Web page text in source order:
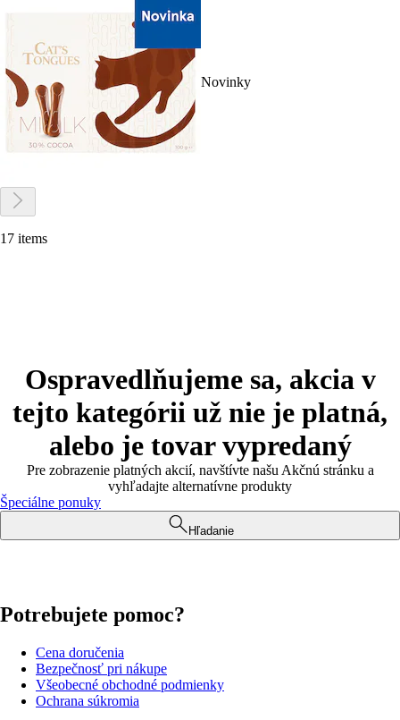
Novinky
17 items
Ospravedlňujeme sa, akcia v
tejto kategórii už nie je platná,
alebo je tovar vypredaný
Pre zobrazenie platných akcií, navštívte našu Akčnú stránku a
vyhľadajte alternatívne produkty
Špeciálne ponuky
Hľadanie
Potrebujete pomoc?
Cena doručenia
Bezpečnosť pri nákupe
Všeobecné obchodné podmienky
Ochrana súkromia